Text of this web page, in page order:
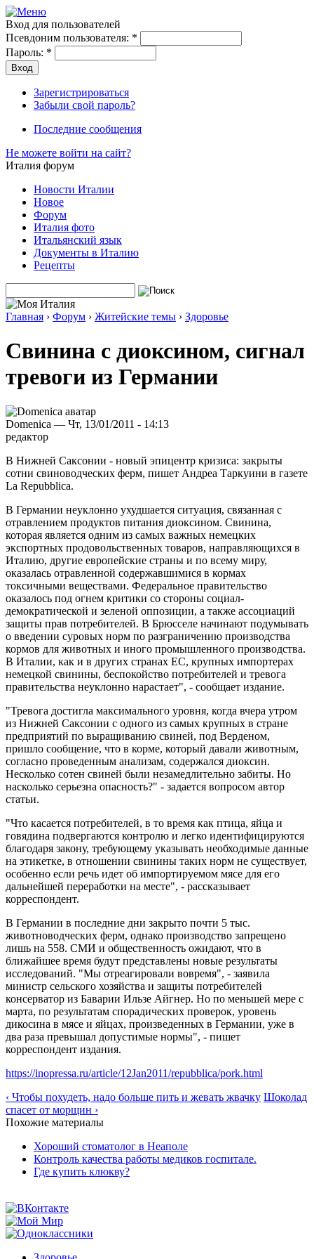
Вход для пользователей
Псевдоним пользователя: *
Пароль: *
Зарегистрироваться
Забыли свой пароль?
Последние сообщения
Не можете войти на сайт?
Италия форум
Новости Италии
Новое
Форум
Италия фото
Итальянский язык
Документы в Италию
Рецепты
Главная › Форум › Житейские темы › Здоровье
Свинина с диоксином, сигнал
тревоги из Германии
Domenica — Чт, 13/01/2011 - 14:13
редактор
В Нижней Саксонии - новый эпицентр кризиса: закрыты
сотни свиноводческих ферм, пишет Андреа Таркуини в газете
La Repubblica.
В Германии неуклонно ухудшается ситуация, связанная с
отравлением продуктов питания диоксином. Свинина,
которая является одним из самых важных немецких
экспортных продовольственных товаров, направляющихся в
Италию, другие европейские страны и по всему миру,
оказалась отравленной содержавшимися в кормах
токсичными веществами. Федеральное правительство
оказалось под огнем критики со стороны социал-
демократической и зеленой оппозиции, а также ассоциаций
защиты прав потребителей. В Брюсселе начинают подумывать
о введении суровых норм по разграничению производства
кормов для животных и иного промышленного производства.
В Италии, как и в других странах ЕС, крупных импортерах
немецкой свинины, беспокойство потребителей и тревога
правительства неуклонно нарастает", - сообщает издание.
"Тревога достигла максимального уровня, когда вчера утром
из Нижней Саксонии с одного из самых крупных в стране
предприятий по выращиванию свиней, под Верденом,
пришло сообщение, что в корме, который давали животным,
согласно проведенным анализам, содержался диоксин.
Несколько сотен свиней были незамедлительно забиты. Но
насколько серьезна опасность?" - задается вопросом автор
статьи.
"Что касается потребителей, в то время как птица, яйца и
говядина подвергаются контролю и легко идентифицируются
благодаря закону, требующему указывать необходимые данные
на этикетке, в отношении свинины таких норм не существует,
особенно если речь идет об импортируемом мясе для его
дальнейшей переработки на месте", - рассказывает
корреспондент.
В Германии в последние дни закрыто почти 5 тыс.
животноводческих ферм, однако производство запрещено
лишь на 558. СМИ и общественность ожидают, что в
ближайшее время будут представлены новые результаты
исследований. "Мы отреагировали вовремя", - заявила
министр сельского хозяйства и защиты потребителей
консерватор из Баварии Ильзе Айгнер. Но по меньшей мере с
марта, по результатам спорадических проверок, уровень
дикосина в мясе и яйцах, произведенных в Германии, уже в
два раза превышал допустимые нормы", - пишет
корреспондент издания.
https://inopressa.ru/article/12Jan2011/repubblica/pork.html
‹ Чтобы похудеть, надо больше пить и жевать жвачку Шоколад
спасет от морщин ›
Похожие материалы
Хороший стоматолог в Неаполе
Контроль качества работы медиков госпитале.
Где купить клюкву?